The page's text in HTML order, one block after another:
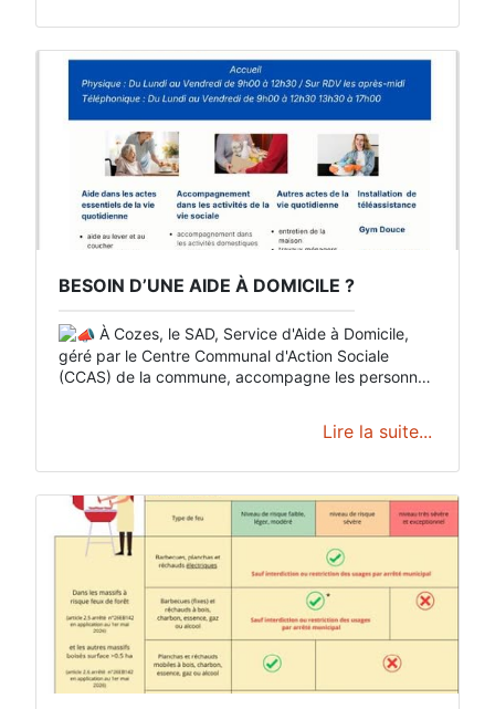
BESOIN D’UNE AIDE À DOMICILE ?
À Cozes, le SAD, Service d'Aide à Domicile,
géré par le Centre Communal d'Action Sociale
(CCAS) de la commune, accompagne les personnes
Lire la suite...